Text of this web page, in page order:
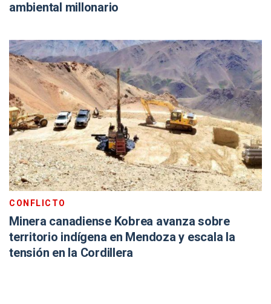
ambiental millonario
CONFLICTO
Minera canadiense Kobrea avanza sobre
territorio indígena en Mendoza y escala la
tensión en la Cordillera